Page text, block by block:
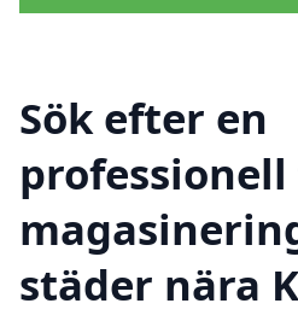
Sök efter en
städer nära